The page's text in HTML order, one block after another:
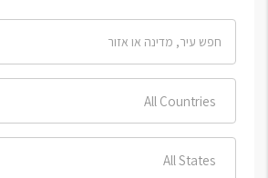
All Countries
All States